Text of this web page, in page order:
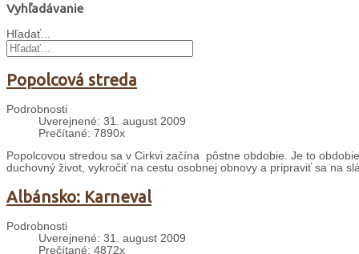
Vyhľadávanie
Hľadať...
Popolcová streda
Podrobnosti
Uverejnené: 31. august 2009
Prečítané: 7890x
Popolcovou stredou sa v Cirkvi začína pôstne obdobie. Je to
duchovný život, vykročiť na cestu osobnej obnovy a pripraviť sa na
Albánsko: Karneval
Podrobnosti
Uverejnené: 31. august 2009
Prečítané: 4872x